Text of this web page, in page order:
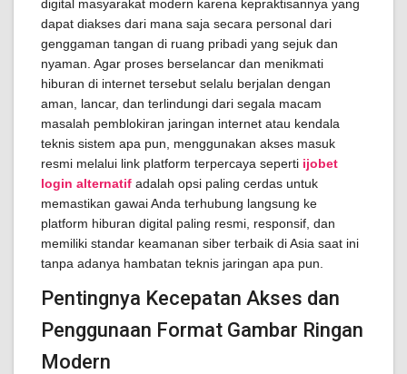
digital masyarakat modern karena kepraktisannya yang
dapat diakses dari mana saja secara personal dari
genggaman tangan di ruang pribadi yang sejuk dan
nyaman. Agar proses berselancar dan menikmati
hiburan di internet tersebut selalu berjalan dengan
aman, lancar, dan terlindungi dari segala macam
masalah pemblokiran jaringan internet atau kendala
teknis sistem apa pun, menggunakan akses masuk
resmi melalui link platform terpercaya seperti ijobet
login alternatif adalah opsi paling cerdas untuk
memastikan gawai Anda terhubung langsung ke
platform hiburan digital paling resmi, responsif, dan
memiliki standar keamanan siber terbaik di Asia saat ini
tanpa adanya hambatan teknis jaringan apa pun.
Pentingnya Kecepatan Akses dan
Penggunaan Format Gambar Ringan
Modern